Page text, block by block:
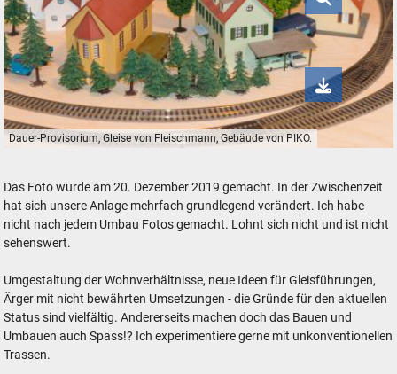
Dauer-Provisorium, Gleise von Fleischmann, Gebäude von PIKO.
Das Foto wurde am 20. Dezember 2019 gemacht. In der Zwischenzeit
hat sich unsere Anlage mehrfach grundlegend verändert. Ich habe
nicht nach jedem Umbau Fotos gemacht. Lohnt sich nicht und ist nicht
sehenswert.
Umgestaltung der Wohnverhältnisse, neue Ideen für Gleisführungen,
Ärger mit nicht bewährten Umsetzungen - die Gründe für den aktuellen
Status sind vielfältig. Andererseits machen doch das Bauen und
Umbauen auch Spass!? Ich experimentiere gerne mit unkonventionellen
Trassen.